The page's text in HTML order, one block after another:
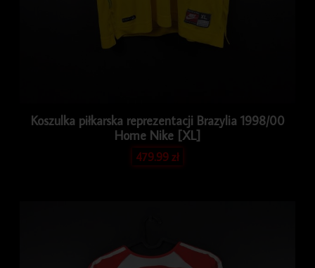
Koszulka piłkarska reprezentacji Brazylia 1998/00
Home Nike [XL]
479.99zł